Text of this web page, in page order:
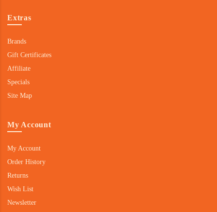
Extras
Brands
Gift Certificates
Affiliate
Specials
Site Map
My Account
My Account
Order History
Returns
Wish List
Newsletter